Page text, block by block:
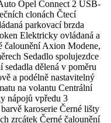
Opel Connect 2 USB-
clonách Čtecí
parkovací brzda
Elektricky ovládaná a
čalounění Axion Modene,
Sedadlo spolujezdce
sedadla dělená v poměru
a podélně nastavitelný
na volantu Centrální
nápojů vpředu 3
karoserie Černé lišty
zrcátek Černé čalounění